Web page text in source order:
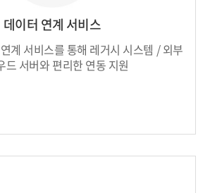
데이터 연계 서비스
계 서비스를 통해 레거시 시스템 / 외부
드 서버와 편리한 연동 지원